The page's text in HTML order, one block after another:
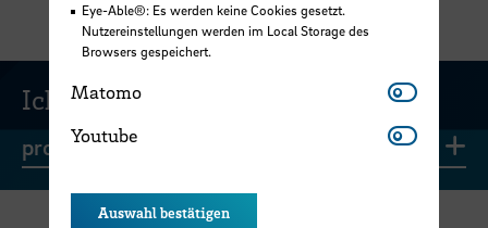
Ich möchte...
promovieren
Eye-Able®: Es werden keine Cookies gesetzt.
Nutzereinstellungen werden im Local Storage des
Browsers gespeichert.
Matomo Matomo
Youtube Youtube
Auswahl bestätigen